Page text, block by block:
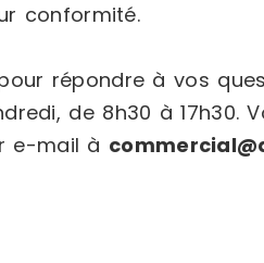
conformité.
répondre à vos
de 8h30 à 17h30.
e-mail à